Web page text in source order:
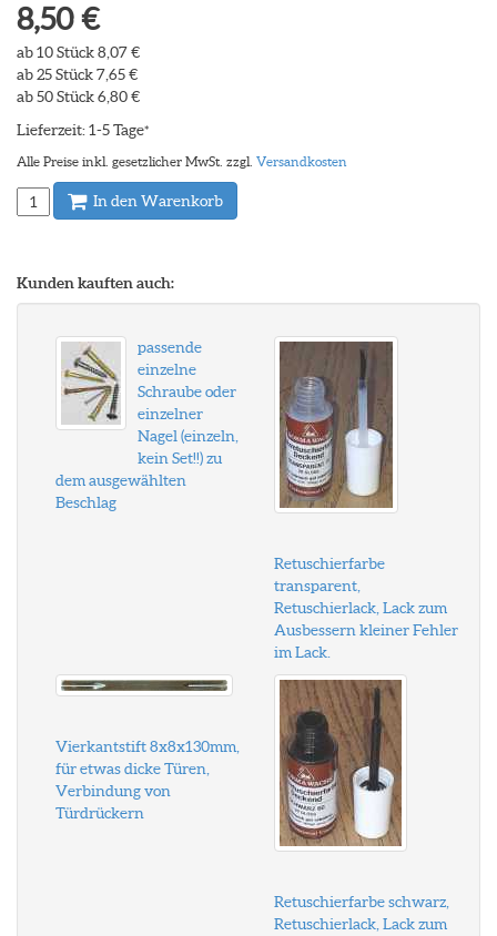
8,50 €
ab 10 Stück 8,07 €
ab 25 Stück 7,65 €
ab 50 Stück 6,80 €
Lieferzeit: 1-5 Tage*
Alle Preise inkl. gesetzlicher MwSt. zzgl. Versandkosten
In den Warenkorb
Kunden kauften auch:
passende
einzelne
Schraube oder
einzelner
Nagel (einzeln,
kein Set!!) zu
dem ausgewählten
Beschlag
Retuschierfarbe
transparent,
Retuschierlack, Lack zum
Ausbessern kleiner Fehler
im Lack.
Vierkantstift 8x8x130mm,
für etwas dicke Türen,
Verbindung von
Türdrückern
Retuschierfarbe schwarz,
Retuschierlack, Lack zum